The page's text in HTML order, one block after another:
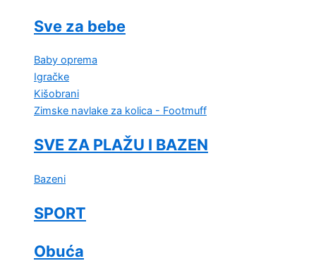
Sve za bebe
Baby oprema
Igračke
Kišobrani
Zimske navlake za kolica - Footmuff
SVE ZA PLAŽU I BAZEN
Bazeni
SPORT
Obuća